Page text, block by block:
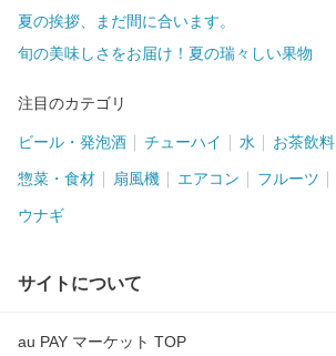
夏の挨拶、まだ間に合います。
旬の美味しさをお届け！夏の瑞々しい果物
注目のカテゴリ
ビール・発泡酒 チューハイ 水 お茶飲料
惣菜・食材 扇風機 エアコン フルーツ
ウナギ
サイトについて
au PAY マーケット TOP